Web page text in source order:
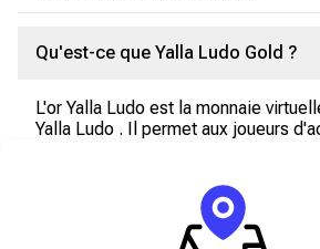
Qu'est-ce que Yalla Ludo Gold ?
L'or Yalla Ludo est la monnaie
Yalla Ludo . Il permet aux joueurs
Qu'est-ce que Yalla Ludo